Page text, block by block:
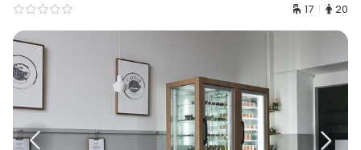
17 20